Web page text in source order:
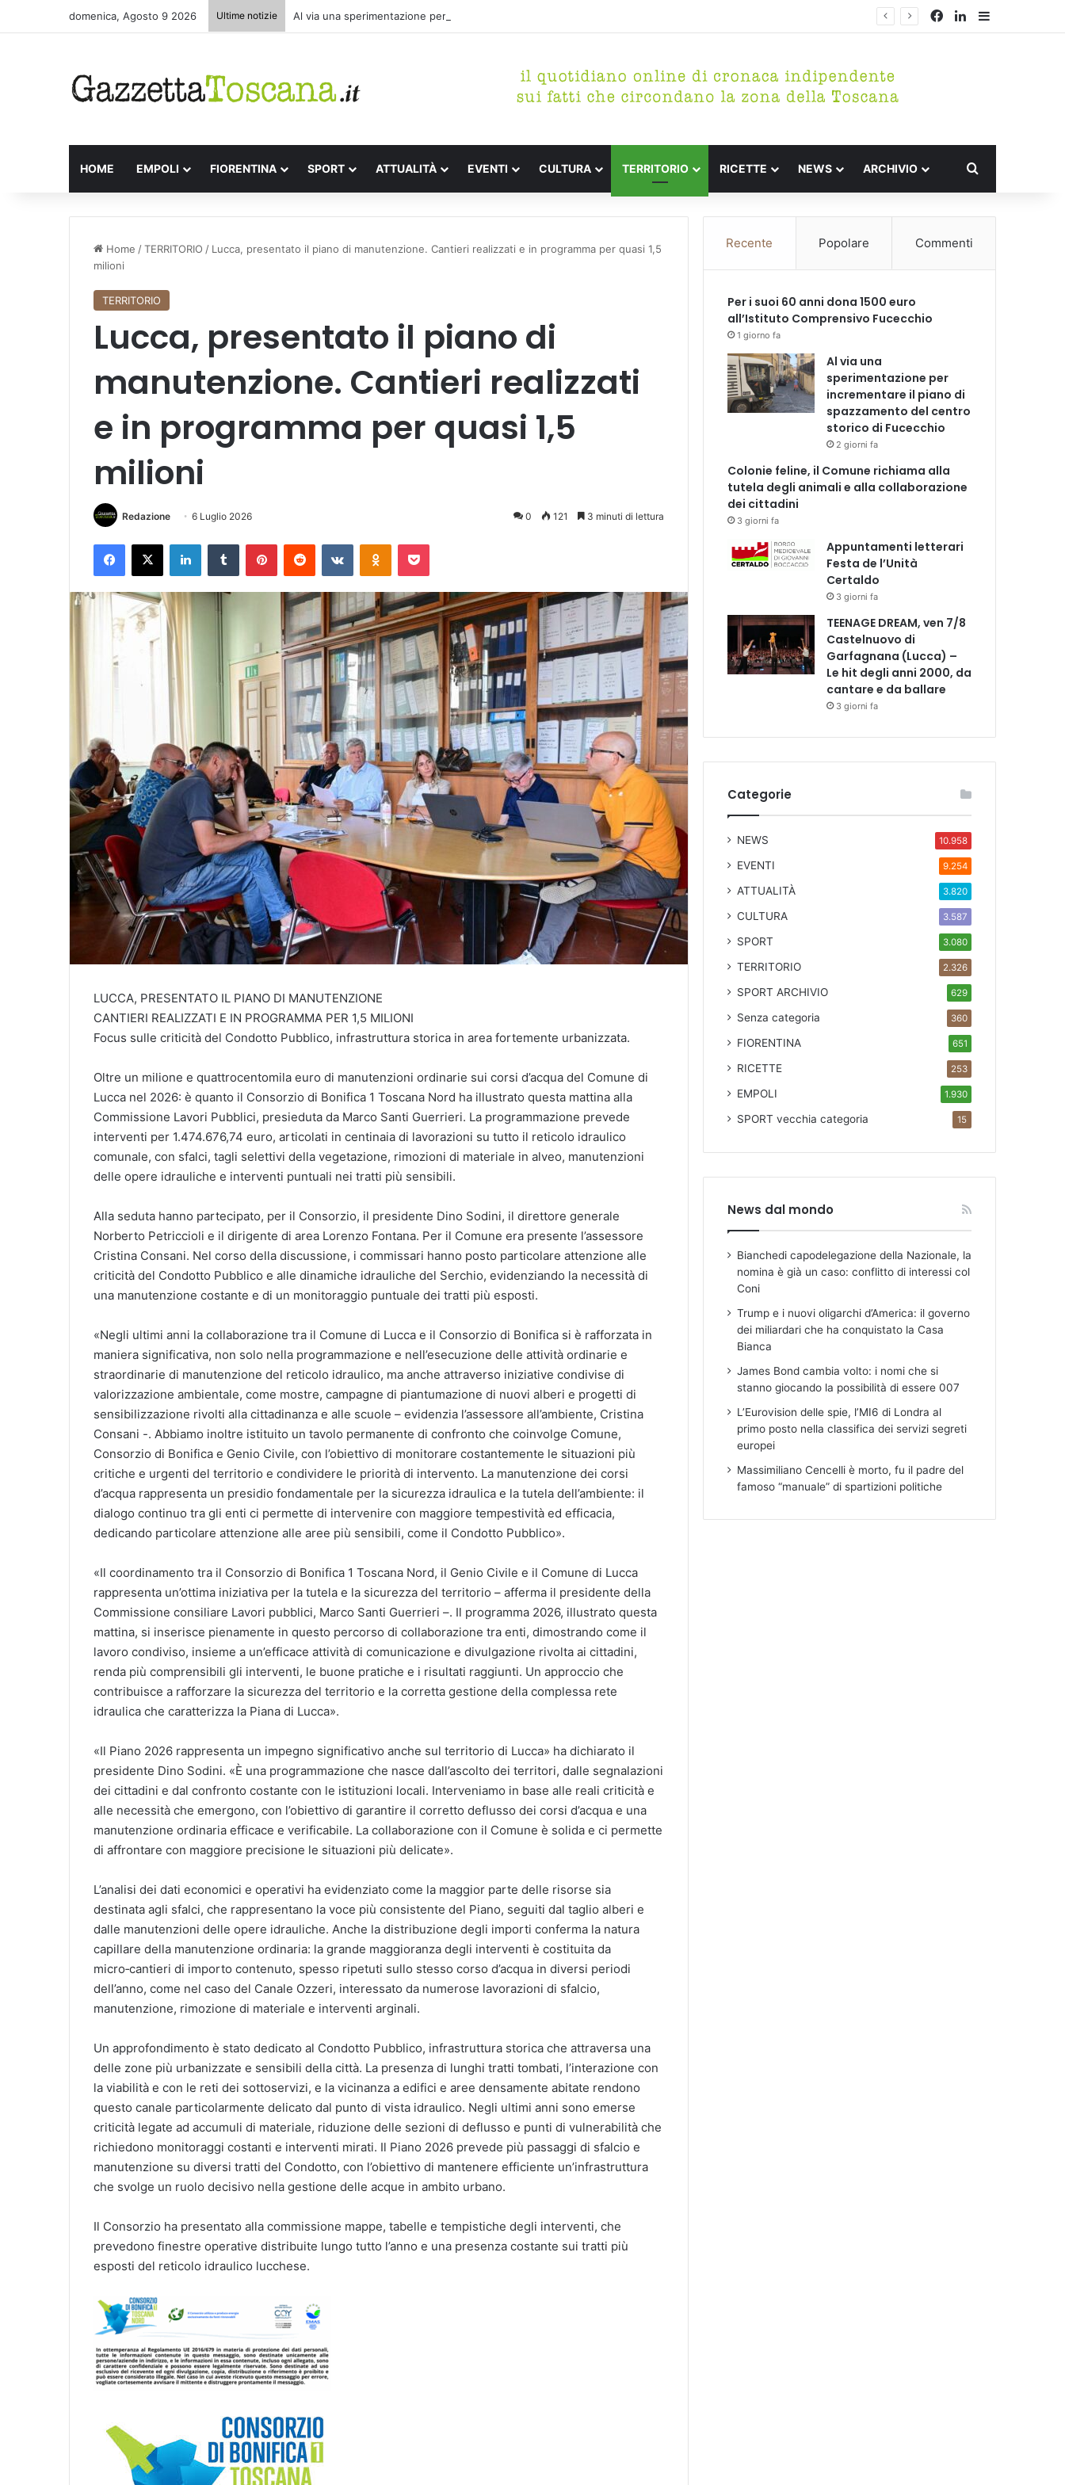
domenica, Agosto 9 2026 Ultime notizie Al via una sperimentazione per incrementare il piano di spazzamento del centro storico di Fucecchio Facebook
LinkedIn
HOME EMPOLI FIORENTINA SPORT ATTUALITÀ EVENTI CULTURA TERRITORIO RICETTE NEWS ARCHIVIO
Home /TERRITORIO / Lucca, presentato il piano di manutenzione. Cantieri realizzati e in programma per quasi 1,5
milioni
TERRITORIO
Lucca, presentato il piano di
manutenzione. Cantieri realizzati
e in programma per quasi 1,5
milioni
Redazione 6 Luglio 2026 0 121 3 minuti di lettura
LUCCA, PRESENTATO IL PIANO DI MANUTENZIONE
CANTIERI REALIZZATI E IN PROGRAMMA PER 1,5 MILIONI
Focus sulle criticità del Condotto Pubblico, infrastruttura storica in area fortemente urbanizzata.
Oltre un milione e quattrocentomila euro di manutenzioni ordinarie sui corsi d’acqua del Comune di
Lucca nel 2026: è quanto il Consorzio di Bonifica 1 Toscana Nord ha illustrato questa mattina alla
Commissione Lavori Pubblici, presieduta da Marco Santi Guerrieri. La programmazione prevede
interventi per 1.474.676,74 euro, articolati in centinaia di lavorazioni su tutto il reticolo idraulico
comunale, con sfalci, tagli selettivi della vegetazione, rimozioni di materiale in alveo, manutenzioni
delle opere idrauliche e interventi puntuali nei tratti più sensibili.
Alla seduta hanno partecipato, per il Consorzio, il presidente Dino Sodini, il direttore generale
Norberto Petriccioli e il dirigente di area Lorenzo Fontana. Per il Comune era presente l’assessore
Cristina Consani. Nel corso della discussione, i commissari hanno posto particolare attenzione alle
criticità del Condotto Pubblico e alle dinamiche idrauliche del Serchio, evidenziando la necessità di
una manutenzione costante e di un monitoraggio puntuale dei tratti più esposti.
«Negli ultimi anni la collaborazione tra il Comune di Lucca e il Consorzio di Bonifica si è rafforzata in
maniera significativa, non solo nella programmazione e nell’esecuzione delle attività ordinarie e
straordinarie di manutenzione del reticolo idraulico, ma anche attraverso iniziative condivise di
valorizzazione ambientale, come mostre, campagne di piantumazione di nuovi alberi e progetti di
sensibilizzazione rivolti alla cittadinanza e alle scuole – evidenzia l’assessore all’ambiente, Cristina
Consani -. Abbiamo inoltre istituito un tavolo permanente di confronto che coinvolge Comune,
Consorzio di Bonifica e Genio Civile, con l’obiettivo di monitorare costantemente le situazioni più
critiche e urgenti del territorio e condividere le priorità di intervento. La manutenzione dei corsi
d’acqua rappresenta un presidio fondamentale per la sicurezza idraulica e la tutela dell’ambiente: il
dialogo continuo tra gli enti ci permette di intervenire con maggiore tempestività ed efficacia,
dedicando particolare attenzione alle aree più sensibili, come il Condotto Pubblico».
«Il coordinamento tra il Consorzio di Bonifica 1 Toscana Nord, il Genio Civile e il Comune di Lucca
rappresenta un’ottima iniziativa per la tutela e la sicurezza del territorio – afferma il presidente della
Commissione consiliare Lavori pubblici, Marco Santi Guerrieri –. Il programma 2026, illustrato questa
mattina, si inserisce pienamente in questo percorso di collaborazione tra enti, dimostrando come il
lavoro condiviso, insieme a un’efficace attività di comunicazione e divulgazione rivolta ai cittadini,
renda più comprensibili gli interventi, le buone pratiche e i risultati raggiunti. Un approccio che
contribuisce a rafforzare la sicurezza del territorio e la corretta gestione della complessa rete
idraulica che caratterizza la Piana di Lucca».
«Il Piano 2026 rappresenta un impegno significativo anche sul territorio di Lucca» ha dichiarato il
presidente Dino Sodini. «È una programmazione che nasce dall’ascolto dei territori, dalle segnalazioni
dei cittadini e dal confronto costante con le istituzioni locali. Interveniamo in base alle reali criticità e
alle necessità che emergono, con l’obiettivo di garantire il corretto deflusso dei corsi d’acqua e una
manutenzione ordinaria efficace e verificabile. La collaborazione con il Comune è solida e ci permette
di affrontare con maggiore precisione le situazioni più delicate».
L’analisi dei dati economici e operativi ha evidenziato come la maggior parte delle risorse sia
destinata agli sfalci, che rappresentano la voce più consistente del Piano, seguiti dal taglio alberi e
dalle manutenzioni delle opere idrauliche. Anche la distribuzione degli importi conferma la natura
capillare della manutenzione ordinaria: la grande maggioranza degli interventi è costituita da
micro‑cantieri di importo contenuto, spesso ripetuti sullo stesso corso d’acqua in diversi periodi
dell’anno, come nel caso del Canale Ozzeri, interessato da numerose lavorazioni di sfalcio,
manutenzione, rimozione di materiale e interventi arginali.
Un approfondimento è stato dedicato al Condotto Pubblico, infrastruttura storica che attraversa una
delle zone più urbanizzate e sensibili della città. La presenza di lunghi tratti tombati, l’interazione con
la viabilità e con le reti dei sottoservizi, e la vicinanza a edifici e aree densamente abitate rendono
questo canale particolarmente delicato dal punto di vista idraulico. Negli ultimi anni sono emerse
criticità legate ad accumuli di materiale, riduzione delle sezioni di deflusso e punti di vulnerabilità che
richiedono monitoraggi costanti e interventi mirati. Il Piano 2026 prevede più passaggi di sfalcio e
manutenzione su diversi tratti del Condotto, con l’obiettivo di mantenere efficiente un’infrastruttura
che svolge un ruolo decisivo nella gestione delle acque in ambito urbano.
Il Consorzio ha presentato alla commissione mappe, tabelle e tempistiche degli interventi, che
prevedono finestre operative distribuite lungo tutto l’anno e una presenza costante sui tratti più
esposti del reticolo idraulico lucchese.
Recente Popolare Commenti
Per i suoi 60 anni dona 1500 euro
all’Istituto Comprensivo Fucecchio
1 giorno fa
Al via una
sperimentazione per
incrementare il piano di
spazzamento del centro
storico di Fucecchio
2 giorni fa
Colonie feline, il Comune richiama alla
tutela degli animali e alla collaborazione
dei cittadini
3 giorni fa
Appuntamenti letterari
Festa de l’Unità
Certaldo
3 giorni fa
TEENAGE DREAM, ven 7/8
Castelnuovo di
Garfagnana (Lucca) –
Le hit degli anni 2000, da
cantare e da ballare
3 giorni fa
Categorie
NEWS 10.958
EVENTI 9.254
ATTUALITÀ 3.820
CULTURA 3.587
SPORT 3.080
TERRITORIO 2.326
SPORT ARCHIVIO 629
Senza categoria 360
FIORENTINA 651
RICETTE 253
EMPOLI 1.930
SPORTvecchia categoria 15
News dal mondo
Bianchedi capodelegazione della Nazionale, la
nomina è già un caso: conflitto di interessi col
Coni
Trump e i nuovi oligarchi d’America: il governo
dei miliardari che ha conquistato la Casa
Bianca
James Bond cambia volto: i nomi che si
stanno giocando la possibilità di essere 007
L’Eurovision delle spie, l’MI6 di Londra al
primo posto nella classifica dei servizi segreti
europei
Massimiliano Cencelli è morto, fu il padre del
famoso “manuale” di spartizioni politiche